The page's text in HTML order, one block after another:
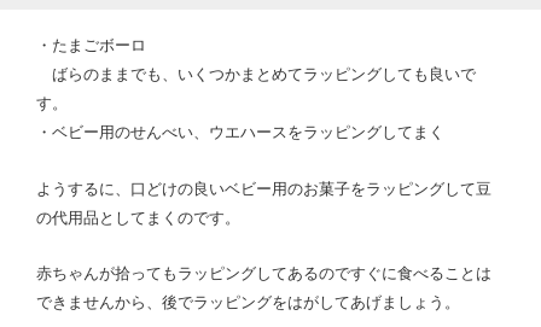
・たまごボーロ
ばらのままでも、いくつかまとめてラッピングしても良いで
す。
・ベビー用のせんべい、ウエハースをラッピングしてまく
ようするに、口どけの良いベビー用のお菓子をラッピングして豆
の代用品としてまくのです。
赤ちゃんが拾ってもラッピングしてあるのですぐに食べることは
できませんから、後でラッピングをはがしてあげましょう。